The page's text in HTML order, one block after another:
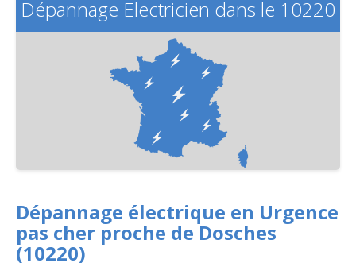
Dépannage Electricien dans le 10220
Dépannage électrique en Urgence
pas cher proche de Dosches
(10220)